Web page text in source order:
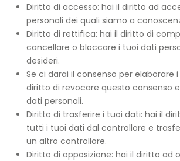
Diritto di accesso: hai il diritto ad
personali dei quali siamo a
Diritto di rettifica: hai il diritto di
cancellare o bloccare i tuoi dati
desideri.
Se ci darai il consenso per elaborare
diritto di revocare questo consenso
dati personali.
Diritto di trasferire i tuoi dati: hai il
tutti i tuoi dati dal controllore e
un altro controllore.
Diritto di opposizione: hai il diritto ad